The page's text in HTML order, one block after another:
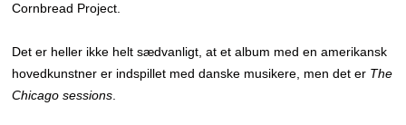
Cornbread Project.
Det er heller ikke helt sædvanligt, at et album med en amerikansk
hovedkunstner er indspillet med danske musikere, men det er The
Chicago sessions